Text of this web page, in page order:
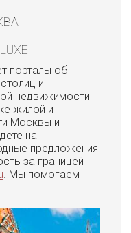
порталы об
и
недвижимости
жилой и
Москвы и
на
предложения
за границей
. Мы помогаем